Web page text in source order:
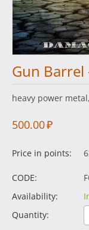
Gun Barrel
heavy power
500.00₽
Price in points:
CODE:
Availability:
Quantity: